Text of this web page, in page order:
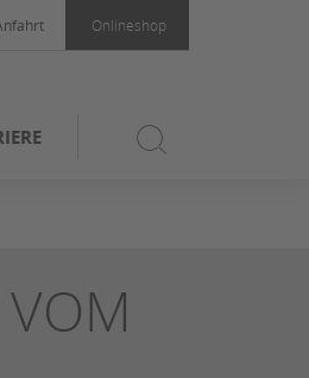
Onlineshop